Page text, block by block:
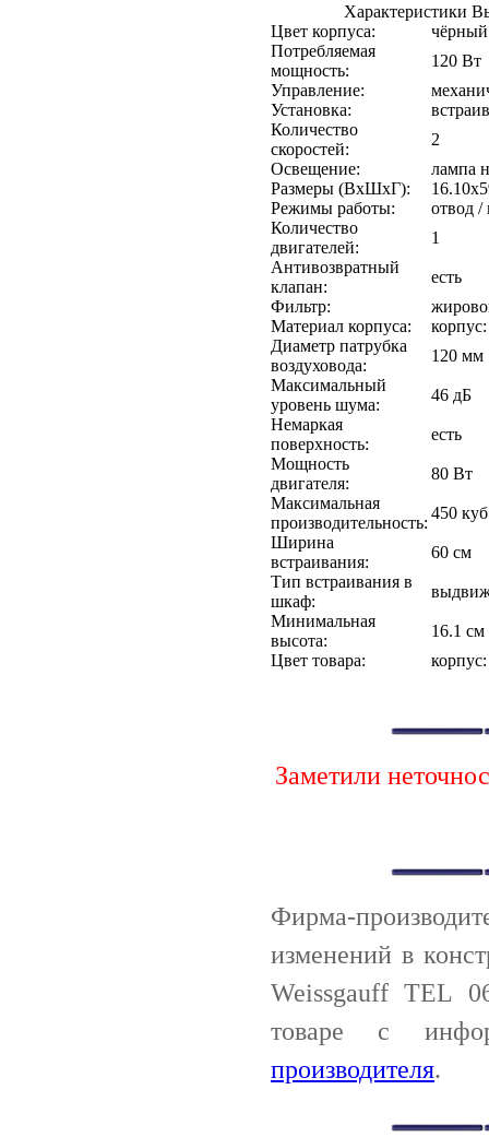
Характеристики
Цвет корпуса:
чёрный
Потребляемая
мощность:
120 Вт
Управление:
Установка:
Количество
скоростей:
2
Освещение:
лампа
Размеры (ВхШхГ):
Режимы работы:
отвод /
Количество
двигателей:
1
Антивозвратный
клапан:
есть
Фильтр:
Материал корпуса:
Диаметр патрубка
воздуховода:
120 мм
Максимальный
уровень шума:
46 дБ
Немаркая
поверхность:
есть
Мощность
двигателя:
80 Вт
Максимальная
производительность:
450
Ширина
встраивания:
60 см
Тип встраивания в
шкаф:
Минимальная
высота:
16.1 см
Цвет товара:
Заметили
Фирма-
изменений в
Weissgauff TEL
товаре с
производителя.